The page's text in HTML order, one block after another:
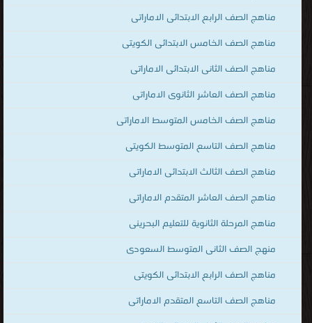
مناهج الصف الرابع الابتدائى الاماراتى
مناهج الصف الخامس الابتدائى الكويتى
مناهج الصف الثانى الابتدائى الاماراتى
مناهج الصف العاشر الثانوى الاماراتى
مناهج الصف الخامس المتوسط الاماراتى
مناهج الصف التاسع المتوسط الكويتى
مناهج الصف الثالث الابتدائى الاماراتى
مناهج الصف العاشر المتقدم الاماراتى
مناهج المرحلة الثانوية للتعليم البحرينى
منهج الصف الثانى المتوسط السعودى
مناهج الصف الرابع الابتدائى الكويتى
مناهج الصف التاسع المتقدم الاماراتى